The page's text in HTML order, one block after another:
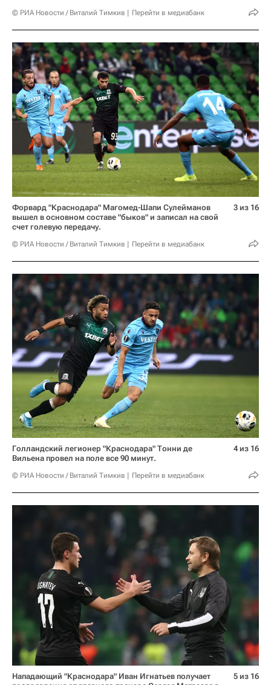
© РИА Новости / Виталий Тимкив Перейти в медиабанк
Форвард "Краснодара" Магомед-Шапи Сулейманов
вышел в основном составе "быков" и записал на свой
счет голевую передачу.
© РИА Новости / Виталий Тимкив Перейти в медиабанк
3 из 16
Голландский легионер "Краснодара" Тонни де
Вильена провел на поле все 90 минут.
© РИА Новости / Виталий Тимкив Перейти в медиабанк
4 из 16
Нападающий "Краснодара" Иван Игнатьев получает
5 из 16